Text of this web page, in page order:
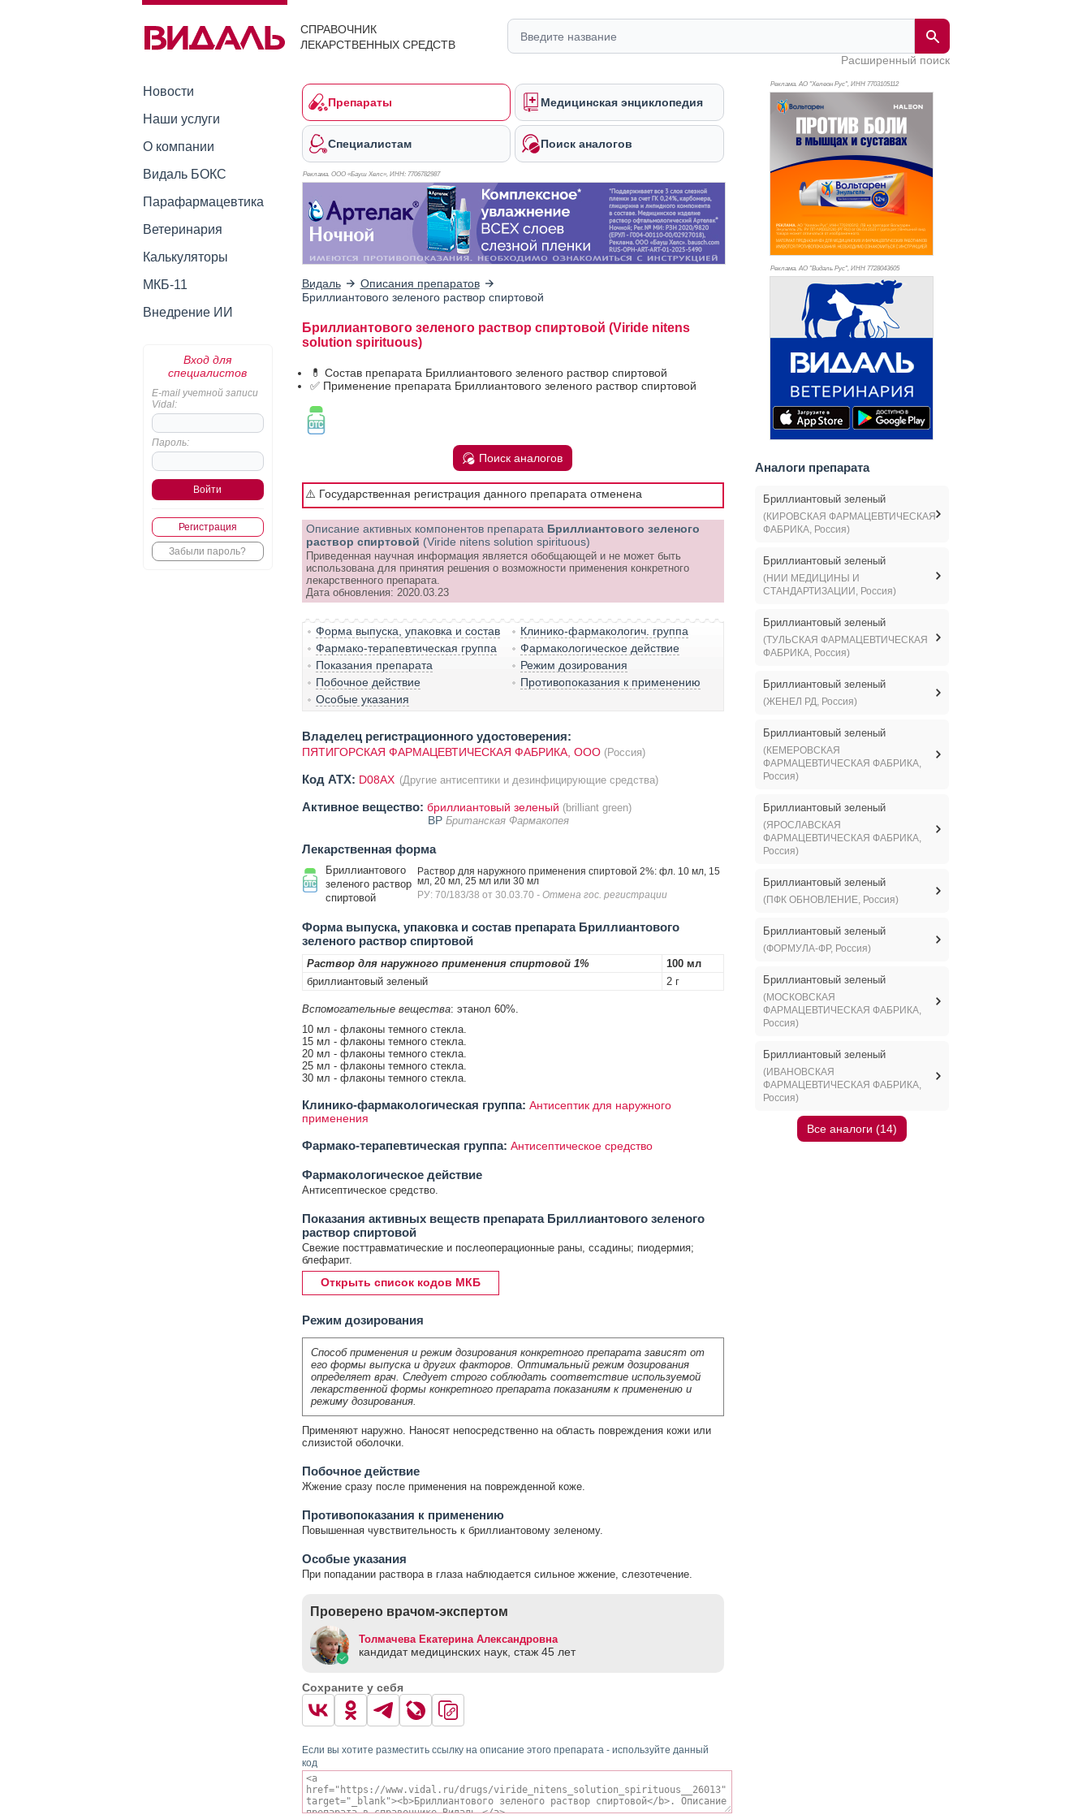
СПРАВОЧНИК
ЛЕКАРСТВЕННЫХ СРЕДСТВ
Расширенный поиск
Новости
Наши услуги
О компании
Видаль БОКС
Парафармацевтика
Ветеринария
Калькуляторы
МКБ-11
Внедрение ИИ
Вход для
специалистов
E-mail учетной записи
Vidal:
Пароль:
Регистрация
Забыли пароль?
Препараты Медицинская энциклопедия
Специалистам Поиск аналогов
Реклама. ООО «Бауш Хелс», ИНН: 7706782987
Видаль
Описания препаратов
Бриллиантового зеленого раствор спиртовой
Бриллиантового зеленого раствор спиртовой (Viride nitens
solution spirituous)
💊 Состав препарата Бриллиантового зеленого раствор спиртовой
✅ Применение препарата Бриллиантового зеленого раствор спиртовой
Поиск аналогов
⚠️ Государственная регистрация данного препарата отменена
Описание активных компонентов препарата Бриллиантового зеленого
раствор спиртовой (Viride nitens solution spirituous)
Приведенная научная информация является обобщающей и не может быть
использована для принятия решения о возможности применения конкретного
лекарственного препарата.
Дата обновления: 2020.03.23
Форма выпуска, упаковка и состав
Клинико-фармакологич. группа
Фармако-терапевтическая группа
Фармакологическое действие
Показания препарата
Режим дозирования
Побочное действие
Противопоказания к применению
Особые указания
Владелец регистрационного удостоверения:
ПЯТИГОРСКАЯ ФАРМАЦЕВТИЧЕСКАЯ ФАБРИКА, ООО (Россия)
Код ATX: D08AX (Другие антисептики и дезинфицирующие средства)
Активное вещество: бриллиантовый зеленый (brilliant green)
BP Британская Фармакопея
Лекарственная форма
Бриллиантового
зеленого раствор
спиртовой
Раствор для наружного применения спиртовой 2%: фл. 10 мл, 15
мл, 20 мл, 25 мл или 30 мл
РУ: 70/183/38 от 30.03.70 - Отмена гос. регистрации
Форма выпуска, упаковка и состав препарата Бриллиантового
зеленого раствор спиртовой
Раствор для наружного применения спиртовой 1%
100 мл
бриллиантовый зеленый
2 г
Вспомогательные вещества: этанол 60%.
10 мл - флаконы темного стекла.
15 мл - флаконы темного стекла.
20 мл - флаконы темного стекла.
25 мл - флаконы темного стекла.
30 мл - флаконы темного стекла.
Клинико-фармакологическая группа: Антисептик для наружного
применения
Фармако-терапевтическая группа: Антисептическое средство
Фармакологическое действие
Антисептическое средство.
Показания активных веществ препарата Бриллиантового зеленого
раствор спиртовой
Свежие посттравматические и послеоперационные раны, ссадины; пиодермия;
блефарит.
Открыть список кодов МКБ
Режим дозирования
Способ применения и режим дозирования конкретного препарата зависят от
его формы выпуска и других факторов. Оптимальный режим дозирования
определяет врач. Следует строго соблюдать соответствие используемой
лекарственной формы конкретного препарата показаниям к применению и
режиму дозирования.
Применяют наружно. Наносят непосредственно на область повреждения кожи или
слизистой оболочки.
Побочное действие
Жжение сразу после применения на поврежденной коже.
Противопоказания к применению
Повышенная чувствительность к бриллиантовому зеленому.
Особые указания
При попадании раствора в глаза наблюдается сильное жжение, слезотечение.
Проверено врачом-экспертом
Толмачева Екатерина Александровна
кандидат медицинских наук, стаж 45 лет
Сохраните у себя
Если вы хотите разместить ссылку на описание этого препарата - используйте данный
код
Реклама. АО "Хелеон Рус", ИНН 7703105112
Реклама. АО "Видаль Рус", ИНН 7728043605
Аналоги препарата
Бриллиантовый зеленый
(КИРОВСКАЯ ФАРМАЦЕВТИЧЕСКАЯ
ФАБРИКА, Россия)
Бриллиантовый зеленый
(НИИ МЕДИЦИНЫ И
СТАНДАРТИЗАЦИИ, Россия)
Бриллиантовый зеленый
(ТУЛЬСКАЯ ФАРМАЦЕВТИЧЕСКАЯ
ФАБРИКА, Россия)
Бриллиантовый зеленый
(ЖЕНЕЛ РД, Россия)
Бриллиантовый зеленый
(КЕМЕРОВСКАЯ
ФАРМАЦЕВТИЧЕСКАЯ ФАБРИКА,
Россия)
Бриллиантовый зеленый
(ЯРОСЛАВСКАЯ
ФАРМАЦЕВТИЧЕСКАЯ ФАБРИКА,
Россия)
Бриллиантовый зеленый
(ПФК ОБНОВЛЕНИЕ, Россия)
Бриллиантовый зеленый
(ФОРМУЛА-ФР, Россия)
Бриллиантовый зеленый
(МОСКОВСКАЯ
ФАРМАЦЕВТИЧЕСКАЯ ФАБРИКА,
Россия)
Бриллиантовый зеленый
(ИВАНОВСКАЯ
ФАРМАЦЕВТИЧЕСКАЯ ФАБРИКА,
Россия)
Все аналоги (14)